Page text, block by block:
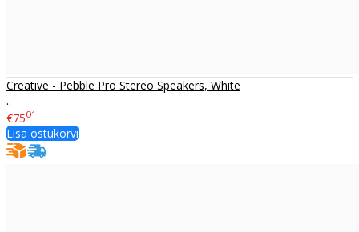
Creative - Pebble Pro Stereo Speakers, White
..
€7501
Lisa ostukorvi